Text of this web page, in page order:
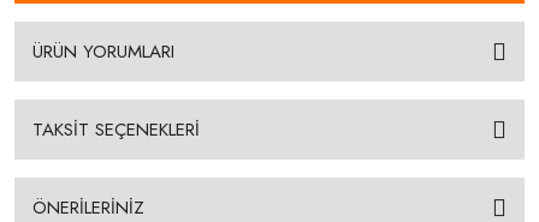
ÜRÜN YORUMLARI
TAKSİT SEÇENEKLERİ
ÖNERİLERİNİZ